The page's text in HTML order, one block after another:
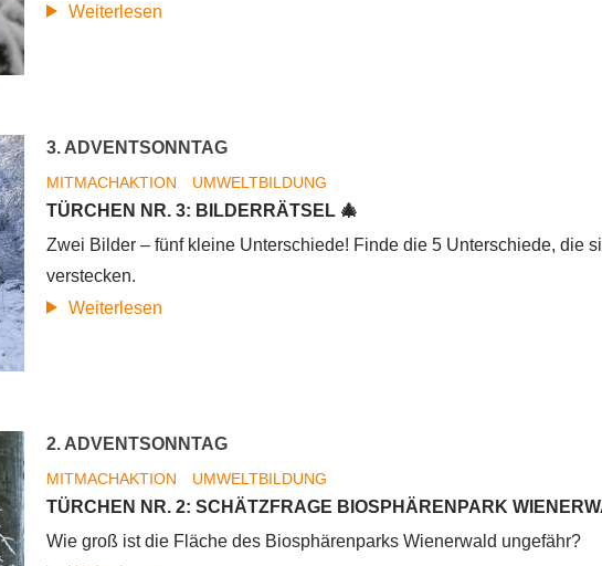
Weiterlesen
3. ADVENTSONNTAG
MITMACHAKTION UMWELTBILDUNG
TÜRCHEN NR. 3: BILDERRÄTSEL 🎄
Zwei Bilder – fünf kleine Unterschiede! Finde die 5 Unterschiede, die
verstecken.
Weiterlesen
2. ADVENTSONNTAG
MITMACHAKTION UMWELTBILDUNG
TÜRCHEN NR. 2: SCHÄTZFRAGE BIOSPHÄRENPARK
Wie groß ist die Fläche des Biosphärenparks Wienerwald ungefähr?